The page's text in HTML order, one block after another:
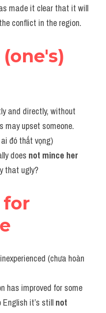
conflict in the region.
and directly, without
may upset someone.
đó thất vọng)
does not mince her
that ugly?
for
(chưa hoàn
has improved for some
it’s still not